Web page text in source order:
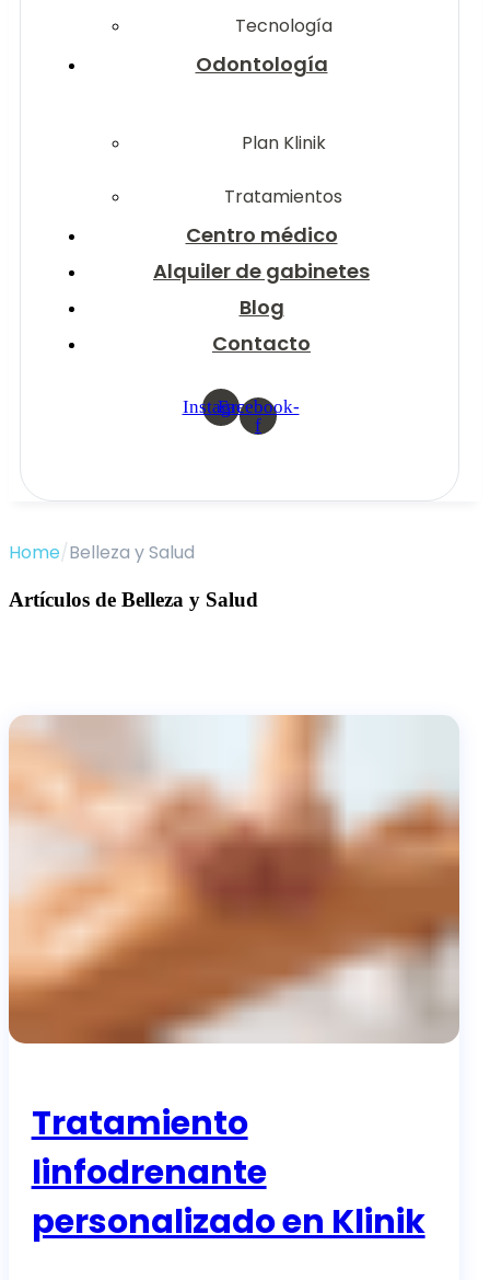
Tecnología
Odontología
Plan Klinik
Tratamientos
Centro médico
Alquiler de gabinetes
Blog
Contacto
Instagram
Facebook-
f
Home/Belleza y Salud
Artículos de Belleza y Salud
Tratamiento
linfodrenante
personalizado en Klinik